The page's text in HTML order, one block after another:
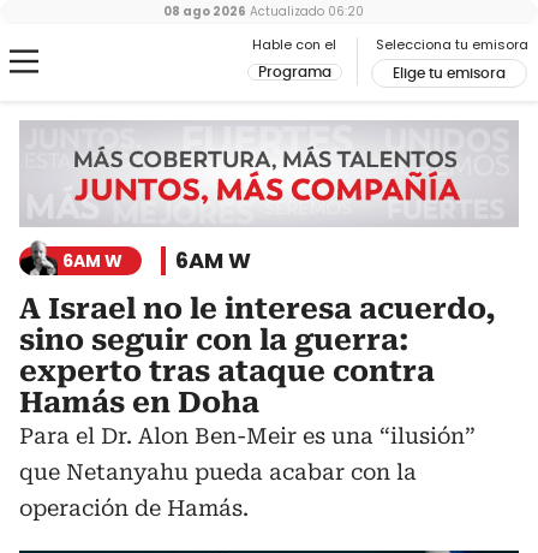
Hable con el
Programa
Selecciona tu emisora
Elige tu emisora
08 ago 2026 Actualizado 06:20
6AM W 6AM W
A Israel no le interesa acuerdo,
sino seguir con la guerra:
experto tras ataque contra
Hamás en Doha
Para el Dr. Alon Ben-Meir es una “ilusión”
que Netanyahu pueda acabar con la
operación de Hamás.